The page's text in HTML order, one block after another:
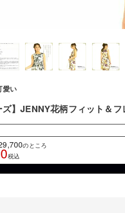
愛い
ズ】JENNY花柄フィット＆
のところ
税込